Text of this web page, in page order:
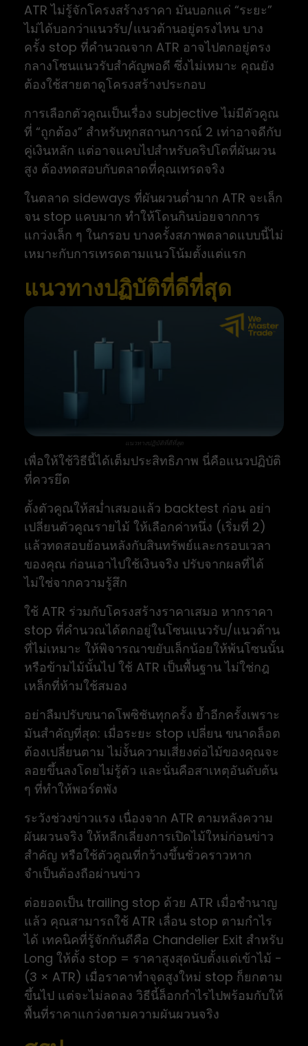
ATR ไม่รู้จักโครงสร้างราคา มันบอกแค่ “ระยะ”
ไม่ได้บอกว่าแนวรับ/แนวต้านอยู่ตรงไหน บาง
ครั้ง stop ที่คำนวณจาก ATR อาจไปตกอยู่ตรง
กลางโซนแนวรับสำคัญพอดี ซึ่งไม่เหมาะ คุณยัง
ต้องใช้สายตาดูโครงสร้างประกอบ
การเลือกตัวคูณเป็นเรื่อง subjective ไม่มีตัวคูณ
ที่ “ถูกต้อง” สำหรับทุกสถานการณ์ 2 เท่าอาจดีกับ
คู่เงินหลัก แต่อาจแคบไปสำหรับคริปโตที่ผันผวน
สูง ต้องทดสอบกับตลาดที่คุณเทรดจริง
ในตลาด sideways ที่ผันผวนต่ำมาก ATR จะเล็ก
จน stop แคบมาก ทำให้โดนกินบ่อยจากการ
แกว่งเล็ก ๆ ในกรอบ บางครั้งสภาพตลาดแบบนี้ไม่
เหมาะกับการเทรดตามแนวโน้มตั้งแต่แรก
แนวทางปฏิบัติที่ดีที่สุด
แนวทางปฏิบัติที่ดีที่สุด
เพื่อให้ใช้วิธีนี้ได้เต็มประสิทธิภาพ นี่คือแนวปฏิบัติ
ที่ควรยึด
ตั้งตัวคูณให้สม่ำเสมอแล้ว backtest ก่อน อย่า
เปลี่ยนตัวคูณรายไม้ ให้เลือกค่าหนึ่ง (เริ่มที่ 2)
แล้วทดสอบย้อนหลังกับสินทรัพย์และกรอบเวลา
ของคุณ ก่อนเอาไปใช้เงินจริง ปรับจากผลที่ได้
ไม่ใช่จากความรู้สึก
ใช้ ATR ร่วมกับโครงสร้างราคาเสมอ หากราคา
stop ที่คำนวณได้ตกอยู่ในโซนแนวรับ/แนวต้าน
ที่ไม่เหมาะ ให้พิจารณาขยับเล็กน้อยให้พ้นโซนนั้น
หรือข้ามไม้นั้นไป ใช้ ATR เป็นพื้นฐาน ไม่ใช่กฎ
เหล็กที่ห้ามใช้สมอง
อย่าลืมปรับขนาดโพซิชันทุกครั้ง ย้ำอีกครั้งเพราะ
มันสำคัญที่สุด: เมื่อระยะ stop เปลี่ยน ขนาดล็อต
ต้องเปลี่ยนตาม ไม่งั้นความเสี่ยงต่อไม้ของคุณจะ
ลอยขึ้นลงโดยไม่รู้ตัว และนั่นคือสาเหตุอันดับต้น
ๆ ที่ทำให้พอร์ตพัง
ระวังช่วงข่าวแรง เนื่องจาก ATR ตามหลังความ
ผันผวนจริง ให้หลีกเลี่ยงการเปิดไม้ใหม่ก่อนข่าว
สำคัญ หรือใช้ตัวคูณที่กว้างขึ้นชั่วคราวหาก
จำเป็นต้องถือผ่านข่าว
ต่อยอดเป็น trailing stop ด้วย ATR เมื่อชำนาญ
แล้ว คุณสามารถใช้ ATR เลื่อน stop ตามกำไร
ได้ เทคนิคที่รู้จักกันดีคือ Chandelier Exit สำหรับ
Long ให้ตั้ง stop = ราคาสูงสุดนับตั้งแต่เข้าไม้ −
(3 × ATR) เมื่อราคาทำจุดสูงใหม่ stop ก็ยกตาม
ขึ้นไป แต่จะไม่ลดลง วิธีนี้ล็อกกำไรไปพร้อมกับให้
พื้นที่ราคาแกว่งตามความผันผวนจริง